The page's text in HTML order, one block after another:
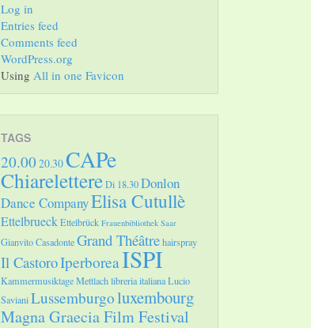
Log in
Entries feed
Comments feed
WordPress.org
Using All in one Favicon
TAGS
20.00 20.30CAPe
ChiarelettereDi 18.30Donlon
Dance CompanyElisa Cutullè
EttelbrueckEttelbrück Frauenbibliothek Saar
Gianvito CasadonteGrand Théâtrehairspray
Il CastoroIperboreaISPI
Kammermusiktage Mettlachlibreria italianaLucio
SavianiLussemburgoluxembourg
Magna Graecia Film Festival